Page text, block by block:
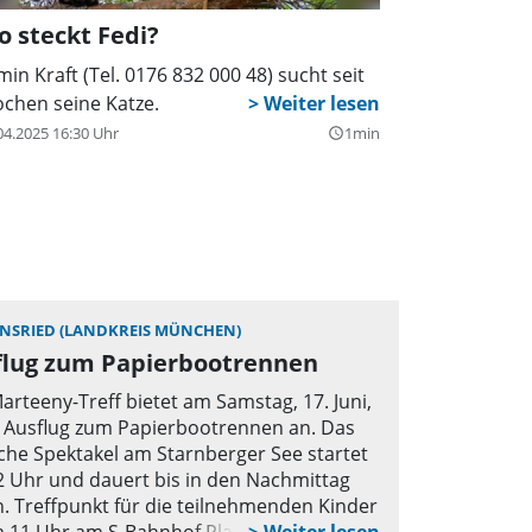
steckt Fedi?
Kraft (Tel. 0176 832 000 48) sucht seit
seine Katze.
16:30 Uhr query_builder1min
(LANDKREIS MÜNCHEN)
zum Papierbootrennen
Treff bietet am Samstag, 17. Juni,
zum Papierbootrennen an. Das
Spektakel am Starnberger See startet
Uhr und dauert bis in den Nachmittag
Treffpunkt für die teilnehmenden Kinder